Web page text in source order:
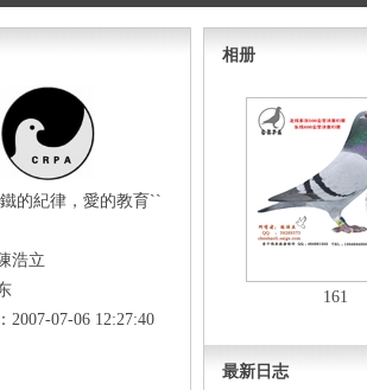
的紀律，愛的教育``
浩立
2007-07-06 12:27:40
相册
161
最新日志